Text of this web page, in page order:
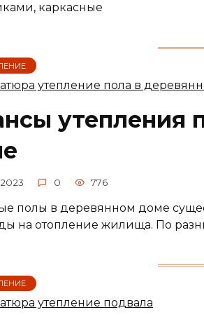
каркасные
утепления
0 776
полы в деревянном доме
на отопление жилища. По